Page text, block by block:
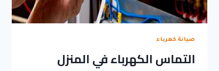
صيانة كهرباء
التماس الكهرباء في المنزل